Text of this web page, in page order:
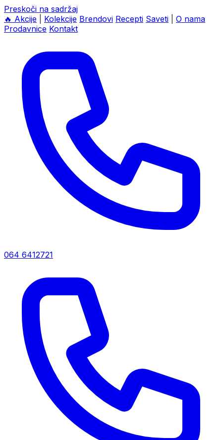
Preskoči na sadržaj
🔥 Akcije Kolekcije Brendovi Recepti Saveti
O nama
Prodavnice Kontakt
064 6412721